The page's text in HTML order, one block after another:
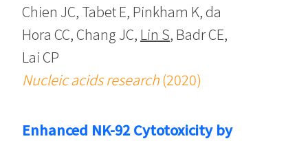
Chien JC, Tabet E, Pinkham K, da
Hora CC, Chang JC, Lin S, Badr CE,
Lai CP
Nucleic acids research(2020)
Enhanced NK-92 Cytotoxicity by